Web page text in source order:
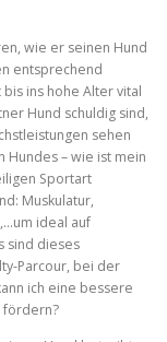
wie er seinen Hund
entsprechend
ins hohe Alter vital
Hund schuldig sind,
sehen
– wie ist mein
Sportart
Muskulatur,
ideal auf
sind dieses
Parcour, bei der
ich eine bessere
fördern?